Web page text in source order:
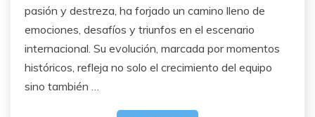
pasión y destreza, ha forjado un camino lleno de
emociones, desafíos y triunfos en el escenario
internacional. Su evolución, marcada por momentos
históricos, refleja no solo el crecimiento del equipo
sino también …